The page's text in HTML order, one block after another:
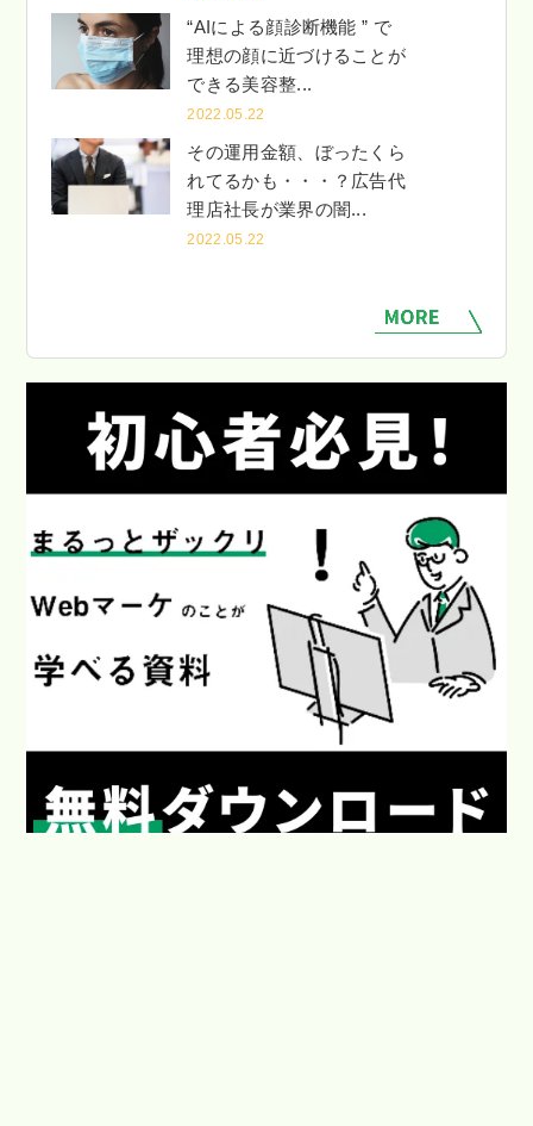
“AIによる顔診断機能 ” で
理想の顔に近づけることが
できる美容整...
2022.05.22
その運用金額、ぼったくら
れてるかも・・・？広告代
理店社長が業界の闇...
2022.05.22